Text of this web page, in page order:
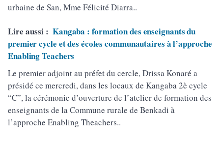
urbaine de San, Mme Félicité Diarra..
Lire aussi : Kangaba : formation des enseignants du
premier cycle et des écoles communautaires à l’approche
Enabling Teachers
Le premier adjoint au préfet du cercle, Drissa Konaré a
présidé ce mercredi, dans les locaux de Kangaba 2è cycle
“C”, la cérémonie d’ouverture de l’atelier de formation des
enseignants de la Commune rurale de Benkadi à
l’approche Enabling Theachers..